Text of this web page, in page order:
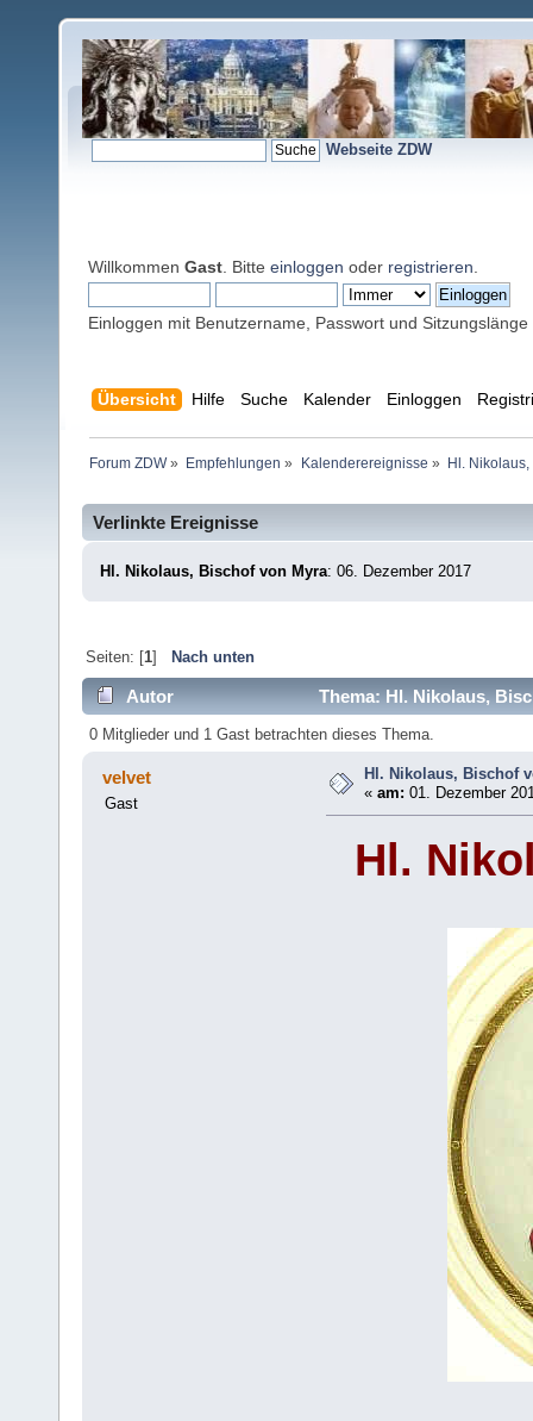
Webseite ZDW
Willkommen Gast . Bitte einloggen oder registrieren
Einloggen mit Benutzername, Passwort und Sitzungslänge
Übersicht Hilfe Suche Kalender Einloggen
Forum ZDW» Empfehlungen » Kalenderereignisse » Hl.
Verlinkte Ereignisse
Hl. Nikolaus, Bischof von Myra: 06. Dezember 2017
Seiten: [1] Nach unten
Autor Thema: Hl. Nikolaus,
0 Mitglieder und 1 Gast betrachten dieses Thema.
velvet
Gast
Hl. Nikolaus, Bischof
«am: 01. Dezember
Hl.